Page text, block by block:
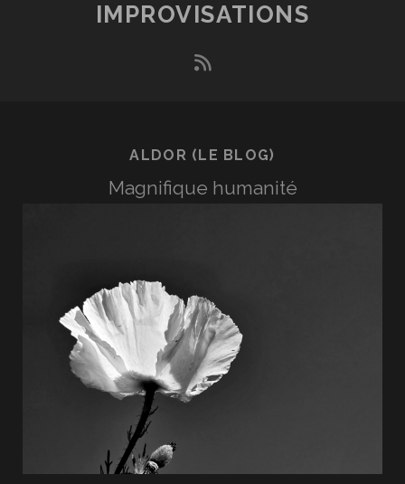
IMPROVISATIONS
rss
ALDOR (LE BLOG)
Magnifique humanité